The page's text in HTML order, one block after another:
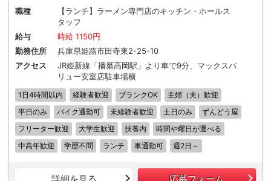
職種
【ランチ】ラーメン専門店のキッチン・ホールス
タッフ
給与
時給 1150円
勤務住所
兵庫県姫路市田寺東2-25-10
アクセス
JR姫新線「播磨高岡駅」より車で9分、マックスバ
リュー安室店駐車場横
1日4時間以内 経験者歓迎 ブランクOK
主婦（夫）歓迎
平日のみ
バイク通勤可 未経験者歓迎 土日のみ
ずんどう屋
フリーター歓迎
大学生歓迎 扶養内
時間や曜日が選べる
中高年歓迎
学歴不問 ランチ 車通勤可 週2日～